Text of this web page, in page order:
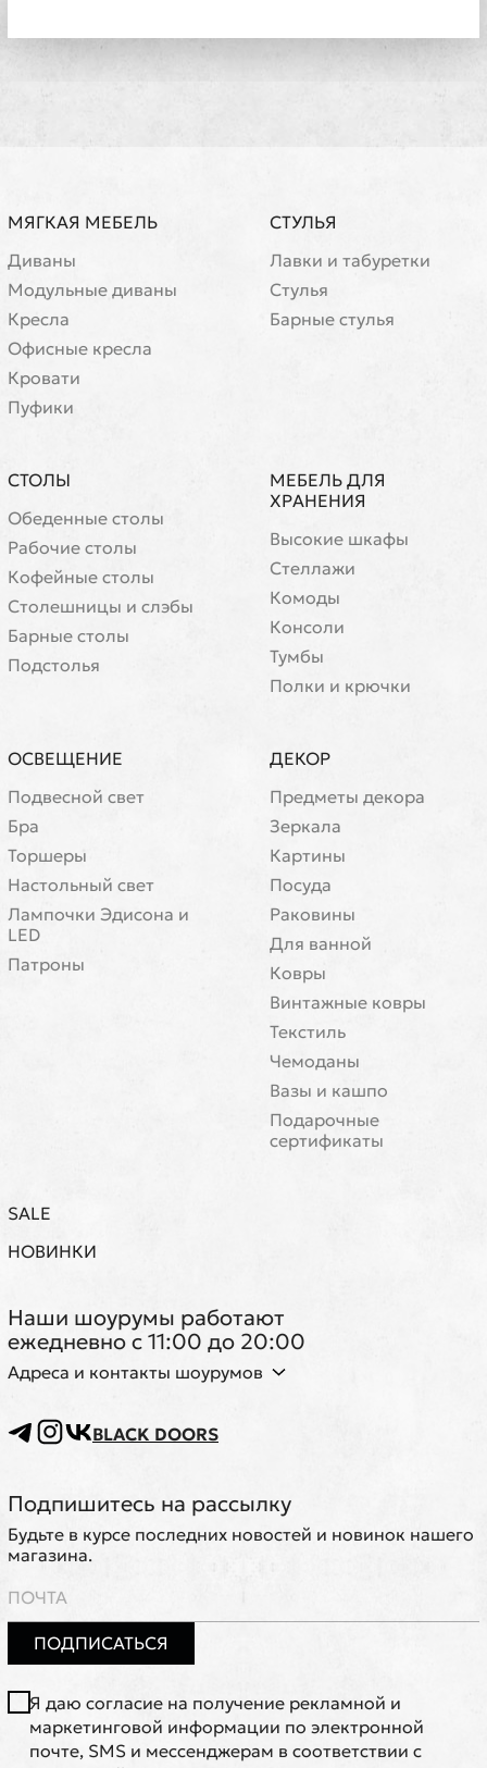
МЯГКАЯ МЕБЕЛЬ
Диваны
Модульные диваны
Кресла
Офисные кресла
Кровати
Пуфики
СТУЛЬЯ
Лавки и табуретки
Стулья
Барные стулья
СТОЛЫ
Обеденные столы
Рабочие столы
Кофейные столы
Cтолешницы и слэбы
Барные столы
Подстолья
МЕБЕЛЬ ДЛЯ
ХРАНЕНИЯ
Высокие шкафы
Стеллажи
Комоды
Консоли
Тумбы
Полки и крючки
ОСВЕЩЕНИЕ
Подвесной свет
Бра
Торшеры
Настольный свет
Лампочки Эдисона и
LED
Патроны
ДЕКОР
Предметы декора
Зеркала
Картины
Посуда
Раковины
Для ванной
Ковры
Винтажные ковры
Текстиль
Чемоданы
Вазы и кашпо
Подарочные
сертификаты
SALE
НОВИНКИ
Наши шоурумы работают
ежедневно с 11:00 до 20:00
Адреса и контакты шоурумов
BLACK DOORS
Подпишитесь на рассылку
Будьте в курсе последних новостей и новинок нашего
магазина.
ПОДПИСАТЬСЯ
Я даю согласие на получение рекламной и
маркетинговой информации по электронной
почте, SMS и мессенджерам в соответствии с